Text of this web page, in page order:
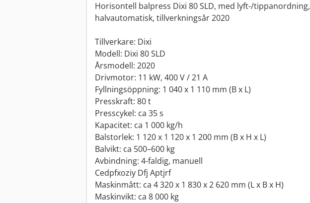
Horisontell balpress Dixi 80 SLD, med lyft-/tippanordning,
halvautomatisk, tillverkningsår 2020
Tillverkare: Dixi
Modell: Dixi 80 SLD
Årsmodell: 2020
Drivmotor: 11 kW, 400 V / 21 A
Fyllningsöppning: 1 040 x 1 110 mm (B x L)
Presskraft: 80 t
Presscykel: ca 35 s
Kapacitet: ca 1 000 kg/h
Balstorlek: 1 120 x 1 120 x 1 200 mm (B x H x L)
Balvikt: ca 500–600 kg
Avbindning: 4-faldig, manuell
Cedpfxoziy Dfj Aptjrf
Maskinmått: ca 4 320 x 1 830 x 2 620 mm (L x B x H)
Maskinvikt: ca 8 000 kg